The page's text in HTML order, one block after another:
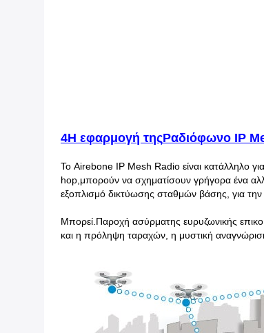
4Η εφαρμογή τηςΡαδιόφωνο IP
Το Airebone IP Mesh Radio είναι κατάλληλο
hop,μπορούν να σχηματίσουν γρήγορα ένα
εξοπλισμό δικτύωσης σταθμών βάσης, για την
Μπορεί. Παροχή ασύρματης ευρυζωνικής
και η πρόληψη ταραχών, η μυστική αναγνώριση,